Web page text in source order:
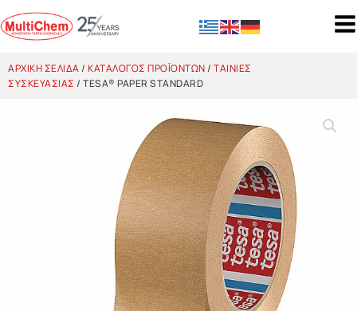
ΑΡΧΙΚΉ ΣΕΛΊΔΑ/ ΚΑΤΆΛΟΓΟΣ ΠΡΟΪΌΝΤΩΝ/ ΤΑΙΝΊΕΣ
ΣΥΣΚΕΥΑΣΊΑΣ / TESA® PAPER STANDARD